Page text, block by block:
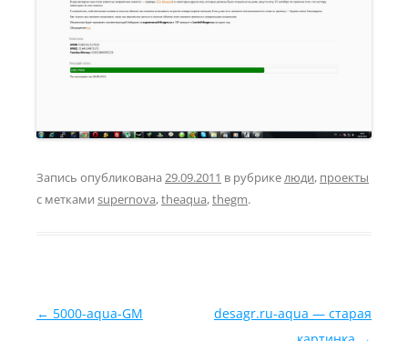
Запись опубликована 29.09.2011 в рубрикелюди, проекты
с метками supernova,theaqua,thegm.
Навигация по записям
← 5000-aqua-GM
desagr.ru-aqua — старая